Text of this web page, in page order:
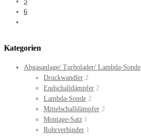
6
Kategorien
Abgasanlage/ Turbolader/ Lambda-Sonde
Druckwandler 2
Endschalldämpfer 2
Lambda-Sonde 2
Mittelschalldämpfer 2
Montage-Satz 1
Rohrverbinder 1